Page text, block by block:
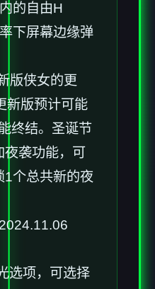
的自由H
下屏幕边缘弹
版侠女的更
新版预计可能
终结。圣诞节
袭功能，可
1个总共新的夜
选项，可选择